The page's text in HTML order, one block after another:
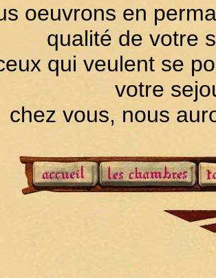
oeuvrons en
qualité de votre
qui veulent se
votre
chez vous, nous